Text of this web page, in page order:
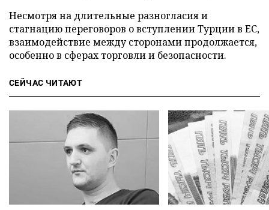
Несмотря на длительные разногласия и
стагнацию переговоров о вступлении Турции в ЕС,
взаимодействие между сторонами продолжается,
особенно в сферах торговли и безопасности.
СЕЙЧАС ЧИТАЮТ